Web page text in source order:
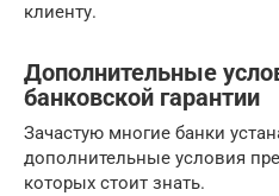
клиенту.
Дополнительные
банковской гарантии
Зачастую многие банки
дополнительные условия
которых стоит знать.